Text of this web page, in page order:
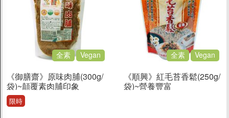
休閒食品
餅乾/酥餅
素肉乾/豆干/蒟蒻
即食海苔
蔬果乾/蜜餞
糖果/果凍/巧克力
堅果/穀類
全素 Vegan
《御膳齋》原味肉脯(300g/
袋)~顛覆素肉脯印象
限時
全素 Vegan
《順興》紅毛苔香鬆(250g/
袋)~營養豐富